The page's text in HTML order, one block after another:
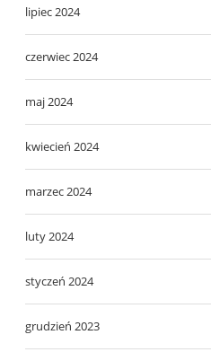
lipiec 2024
czerwiec 2024
maj 2024
kwiecień 2024
marzec 2024
luty 2024
styczeń 2024
grudzień 2023